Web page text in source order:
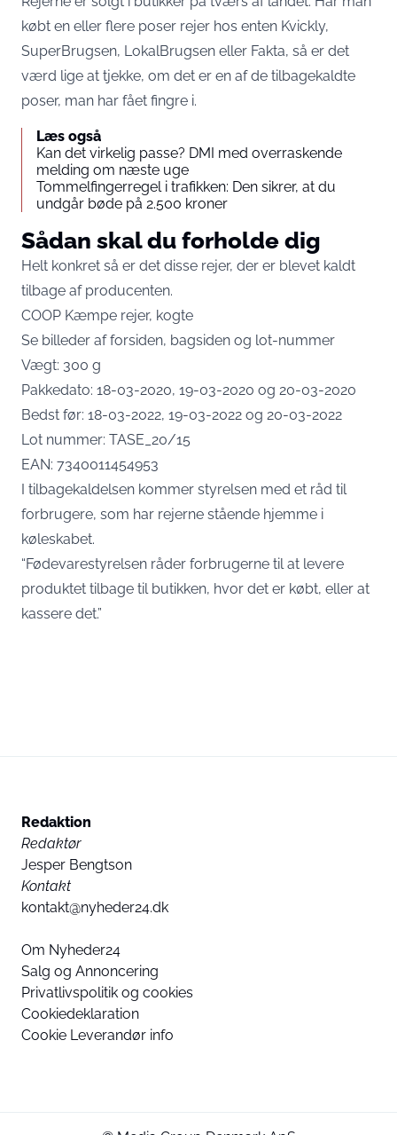
købt en eller flere poser rejer hos enten Kvickly,
SuperBrugsen, LokalBrugsen eller Fakta, så er det
værd lige at tjekke, om det er en af de tilbagekaldte
poser, man har fået fingre i.
Læs også
Kan det virkelig passe? DMI med overraskende
melding om næste uge
Tommelfingerregel i trafikken: Den sikrer, at du
undgår bøde på 2.500 kroner
Sådan skal du forholde dig
Helt konkret så er det disse rejer, der er blevet kaldt
tilbage af producenten.
COOP Kæmpe rejer, kogte
Se billeder afforsiden, bagsiden og lot-nummer
Vægt: 300 g
Pakkedato: 18-03-2020, 19-03-2020 og 20-03-2020
Bedst før: 18-03-2022, 19-03-2022 og 20-03-2022
Lot nummer: TASE_20/15
EAN: 7340011454953
I tilbagekaldelsen kommer styrelsen med et råd til
forbrugere, som har rejerne stående hjemme i
køleskabet.
“Fødevarestyrelsen råder forbrugerne til at levere
produktet tilbage til butikken, hvor det er købt, eller at
kassere det.”
Redaktion
Redaktør
Jesper Bengtson
Kontakt
kontakt@nyheder24.dk
Om Nyheder24
Salg og Annoncering
Privatlivspolitik og cookies
Cookiedeklaration
Cookie Leverandør info